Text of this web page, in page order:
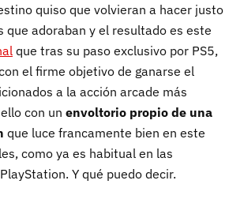
quiso que volvieran a hacer justo
que adoraban y el resultado es este
que tras su paso exclusivo por PS5,
el firme objetivo de ganarse el
a la acción arcade más
con un envoltorio propio de una
que luce francamente bien en este
como ya es habitual en las
Y qué puedo decir.